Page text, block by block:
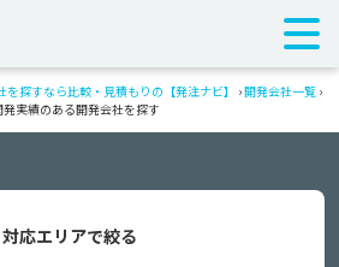
探すなら比較・見積もりの【発注ナビ】 ›開発会社一覧 ›
発実績のある開発会社を探す
対応エリアで絞る